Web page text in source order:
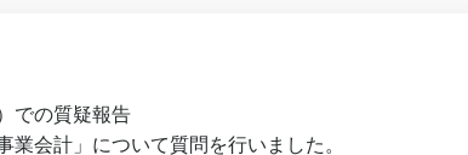
での質疑報告
会計」について質問を行いました。